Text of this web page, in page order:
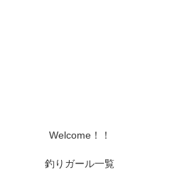
Welcome！！
釣りガール一覧